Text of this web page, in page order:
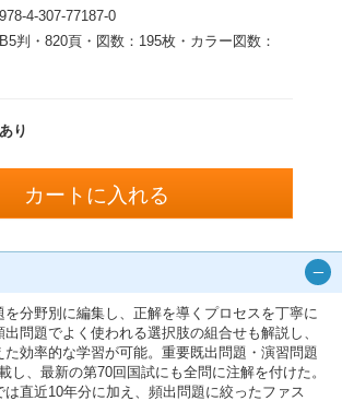
978-4-307-77187-0
B5判・820頁・図数：195枚・カラー図数：
あり
分野別に編集し、正解を導くプロセスを丁寧に
問題でよく使われる選択肢の組合せも解説し、
効率的な学習が可能。重要既出問題・演習問題
し、最新の第70回国試にも全問に注解を付けた。
直近10年分に加え、頻出問題に絞ったファス